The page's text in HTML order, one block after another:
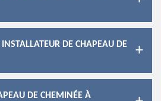
DE CHAPEAU DE
DE CHEMINÉE À